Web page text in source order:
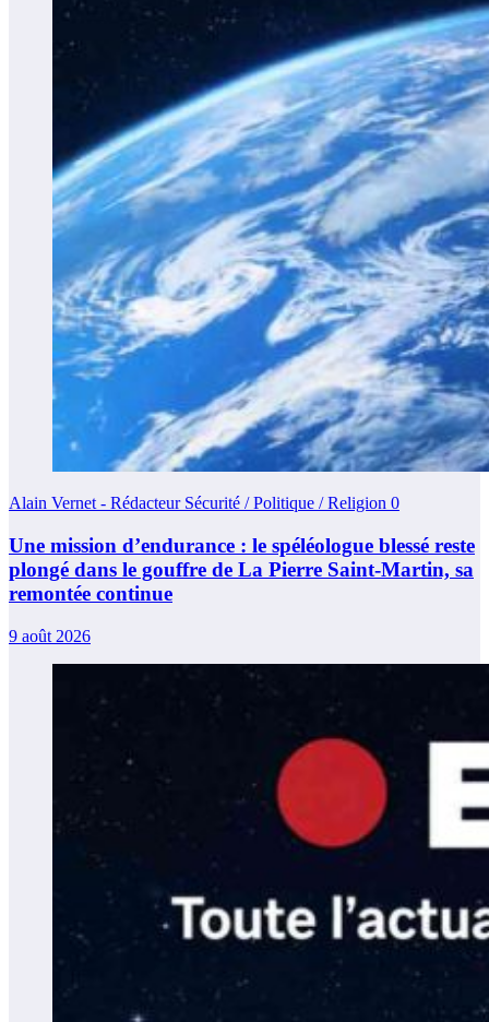
Alain Vernet - Rédacteur Sécurité / Politique / Religion 0
Une mission d’endurance : le spéléologue blessé reste
plongé dans le gouffre de La Pierre Saint-Martin, sa
remontée continue
9 août 2026